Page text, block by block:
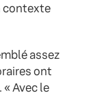
contexte
assez
ont
Avec le